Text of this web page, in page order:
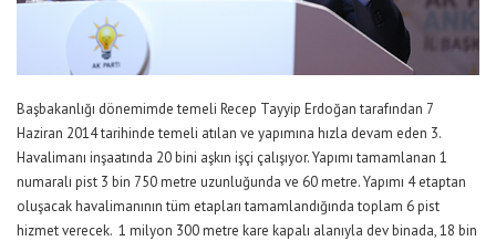
Başbakanlığı dönemimde temeli Recep Tayyip Erdoğan tarafından 7
Haziran 2014 tarihinde temeli atılan ve yapımına hızla devam eden 3.
Havalimanı inşaatında 20 bini aşkın işçi çalışıyor. Yapımı tamamlanan 1
numaralı pist 3 bin 750 metre uzunluğunda ve 60 metre. Yapımı 4 etaptan
oluşacak havalimanının tüm etapları tamamlandığında toplam 6 pist
hizmet verecek. 1 milyon 300 metre kare kapalı alanıyla dev binada, 18 bin